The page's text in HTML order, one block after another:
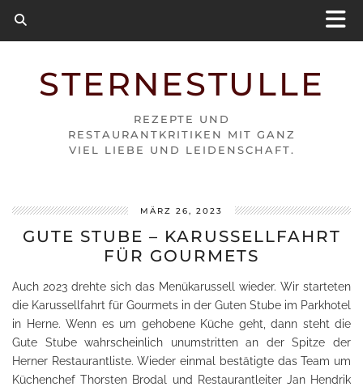
STERNESTULLE
REZEPTE UND
RESTAURANTKRITIKEN MIT GANZ
VIEL LIEBE UND LEIDENSCHAFT.
MÄRZ 26, 2023
GUTE STUBE – KARUSSELLFAHRT
FÜR GOURMETS
Auch 2023 drehte sich das Menükarussell wieder. Wir starteten
die Karussellfahrt für Gourmets in der Guten Stube im Parkhotel
in Herne. Wenn es um gehobene Küche geht, dann steht die
Gute Stube wahrscheinlich unumstritten an der Spitze der
Herner Restaurantliste. Wieder einmal bestätigte das Team um
Küchenchef Thorsten Brodal und Restaurantleiter Jan Hendrik